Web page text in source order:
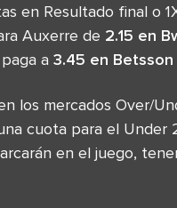
en Resultado final o
Auxerre de 2.15 en
a 3.45 en Betsson
los mercados Over/
cuota para el Under
en el juego,